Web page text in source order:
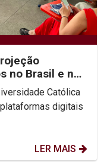
no Brasil e no
Católica
digitais
LER MAIS